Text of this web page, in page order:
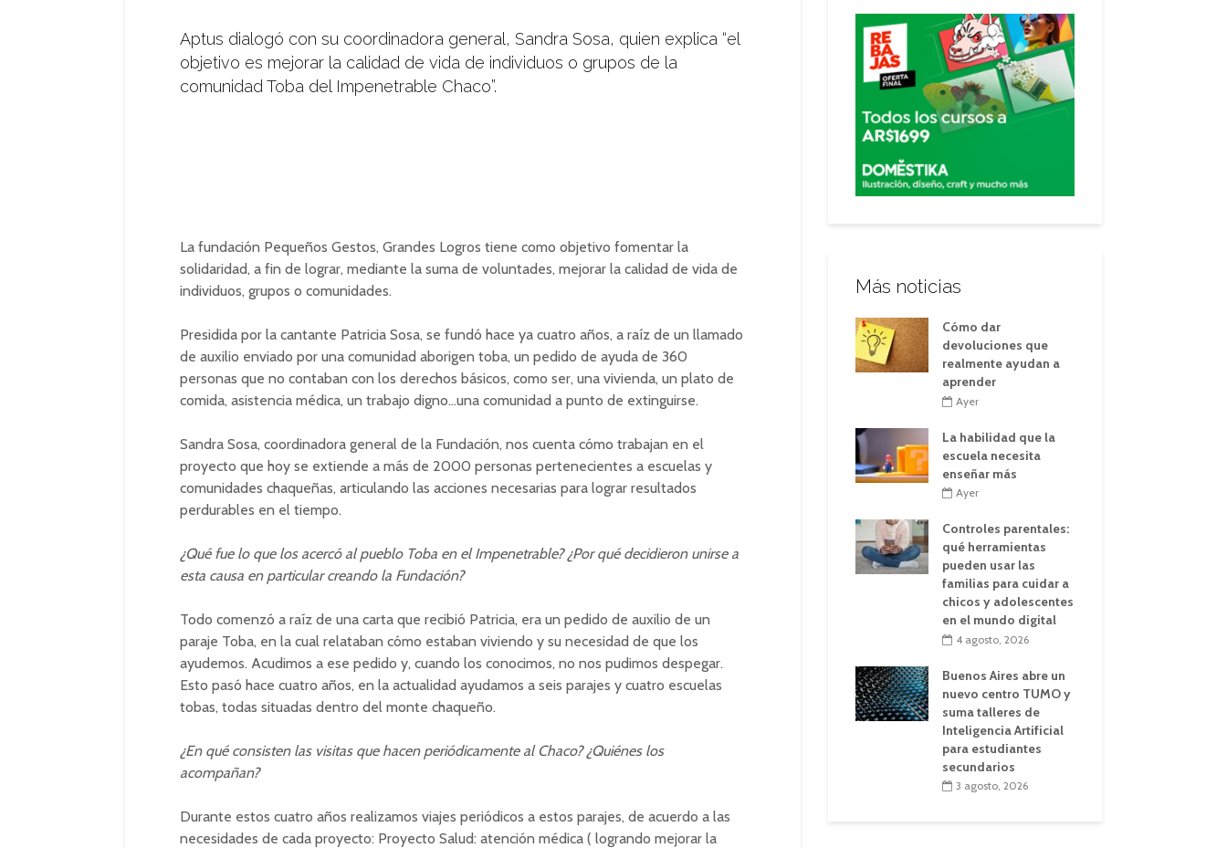
Aptus dialogó con su coordinadora general, Sandra Sosa, quien explica “el
objetivo es mejorar la calidad de vida de individuos o grupos de la
comunidad Toba del Impenetrable Chaco”.
La fundación Pequeños Gestos, Grandes Logros tiene como objetivo fomentar la
solidaridad, a fin de lograr, mediante la suma de voluntades, mejorar la calidad de vida de
individuos, grupos o comunidades.
Presidida por la cantante Patricia Sosa, se fundó hace ya cuatro años, a raíz de un llamado
de auxilio enviado por una comunidad aborigen toba, un pedido de ayuda de 360
personas que no contaban con los derechos básicos, como ser, una vivienda, un plato de
comida, asistencia médica, un trabajo digno…una comunidad a punto de extinguirse.
Sandra Sosa, coordinadora general de la Fundación, nos cuenta cómo trabajan en el
proyecto que hoy se extiende a más de 2000 personas pertenecientes a escuelas y
comunidades chaqueñas, articulando las acciones necesarias para lograr resultados
perdurables en el tiempo.
¿Qué fue lo que los acercó al pueblo Toba en el Impenetrable? ¿Por qué decidieron unirse a
esta causa en particular creando la Fundación?
Todo comenzó a raíz de una carta que recibió Patricia, era un pedido de auxilio de un
paraje Toba, en la cual relataban cómo estaban viviendo y su necesidad de que los
ayudemos. Acudimos a ese pedido y, cuando los conocimos, no nos pudimos despegar.
Esto pasó hace cuatro años, en la actualidad ayudamos a seis parajes y cuatro escuelas
tobas, todas situadas dentro del monte chaqueño.
¿En qué consisten las visitas que hacen periódicamente al Chaco? ¿Quiénes los
acompañan?
Durante estos cuatro años realizamos viajes periódicos a estos parajes, de acuerdo a las
necesidades de cada proyecto: Proyecto Salud: atención médica ( logrando mejorar la
Más noticias
Cómo dar
devoluciones que
realmente ayudan a
aprender
Ayer
La habilidad que la
escuela necesita
enseñar más
Ayer
Controles parentales:
qué herramientas
pueden usar las
familias para cuidar a
chicos y adolescentes
en el mundo digital
4 agosto, 2026
Buenos Aires abre un
nuevo centro TUMO y
suma talleres de
Inteligencia Artificial
para estudiantes
secundarios
3 agosto, 2026